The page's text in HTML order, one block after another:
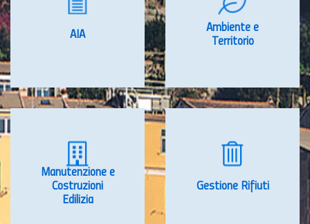
AIA
Ambiente e
Territorio
Manutenzione e
Costruzioni
Edilizia
Gestione Rifiuti